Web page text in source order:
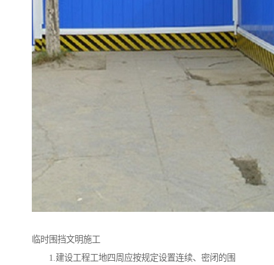
临时围挡文明施工
1.建设工程工地四周应按规定设置连续、密闭的围